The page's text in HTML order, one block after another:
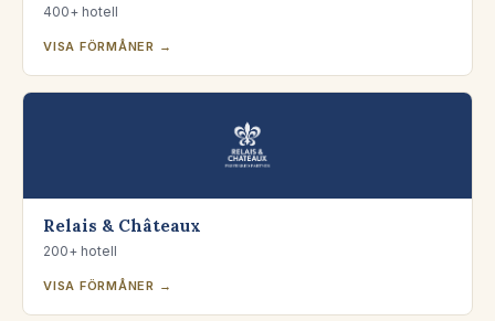
400+ hotell
VISA FÖRMÅNER →
Relais & Châteaux
200+ hotell
VISA FÖRMÅNER →